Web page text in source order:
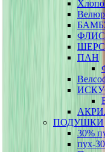
Велюр
ФЛИС
ПАН
ПОДУШКИ
30%
пух-